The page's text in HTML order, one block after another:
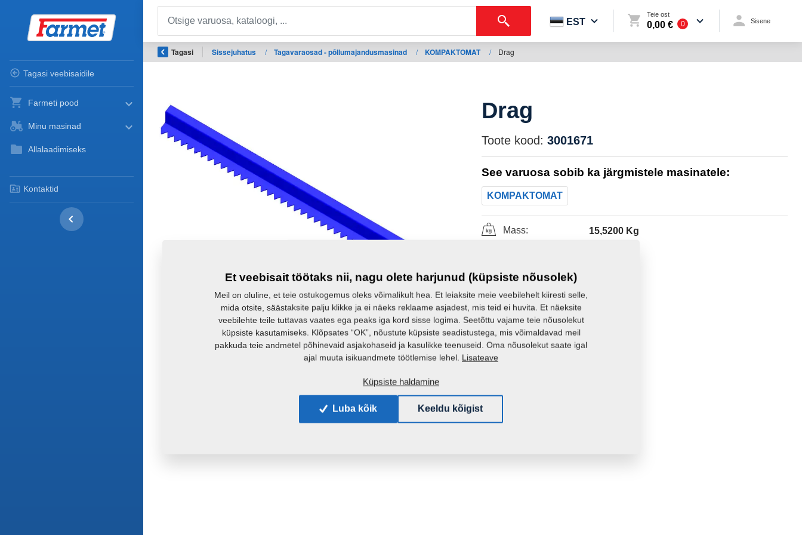
Tagasi veebisaidile
Farmeti pood
Minu masinad
Allalaadimiseks
Kontaktid
EST
Teie ost
0,00 € 0 Sisene
Tagasi Sissejuhatus / Tagavaraosad - põllumajandusmasinad / KOMPAKTOMAT / Drag
Drag
Toote kood: 3001671
See varuosa sobib ka järgmistele masinatele:
KOMPAKTOMAT
Mass: 15,5200 Kg
Et veebisait töötaks nii, nagu olete harjunud (küpsiste nõusolek)
Meil on oluline, et teie ostukogemus oleks võimalikult hea. Et leiaksite meie veebilehelt kiiresti selle,
mida otsite, säästaksite palju klikke ja ei näeks reklaame asjadest, mis teid ei huvita. Et näeksite
veebilehte teile tuttavas vaates ega peaks iga kord sisse logima. Seetõttu vajame teie nõusolekut
küpsiste kasutamiseks. Klõpsates “OK”, nõustute küpsiste seadistustega, mis võimaldavad meil
pakkuda teie andmetel põhinevaid asjakohaseid ja kasulikke teenuseid. Oma nõusolekut saate igal
ajal muuta isikuandmete töötlemise lehel. Lisateave
Küpsiste haldamine
Luba kõik Keeldu kõigist